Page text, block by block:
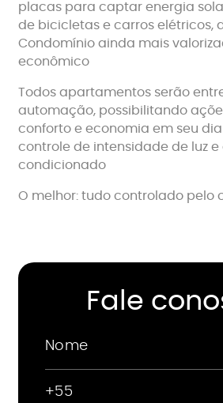
placas para captar energia
de bicicletas e carros elétricos,
Condomínio ainda mais
econômico
Todos apartamentos serão
automação, possibilitando
conforto e economia em seu
controle de intensidade de luz
condicionado
O melhor: tudo controlado pelo
Fale